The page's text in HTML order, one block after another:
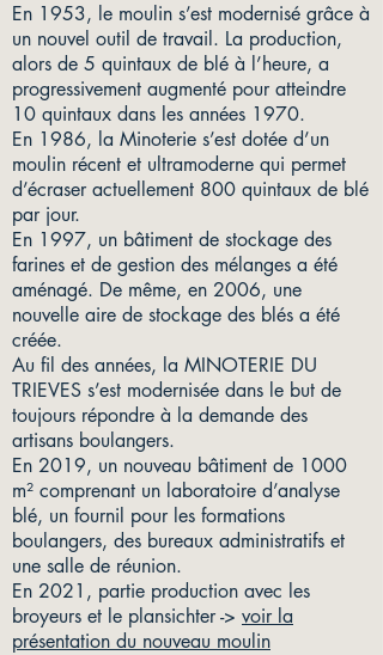
En 1953, le moulin s’est modernisé grâce à
un nouvel outil de travail. La production,
alors de 5 quintaux de blé à l’heure, a
progressivement augmenté pour atteindre
10 quintaux dans les années 1970.
En 1986, la Minoterie s’est dotée d’un
moulin récent et ultramoderne qui permet
d’écraser actuellement 800 quintaux de blé
par jour.
En 1997, un bâtiment de stockage des
farines et de gestion des mélanges a été
aménagé. De même, en 2006, une
nouvelle aire de stockage des blés a été
créée.
Au fil des années, la MINOTERIE DU
TRIEVES s’est modernisée dans le but de
toujours répondre à la demande des
artisans boulangers.
En 2019, un nouveau bâtiment de 1000
m² comprenant un laboratoire d’analyse
blé, un fournil pour les formations
boulangers, des bureaux administratifs et
une salle de réunion.
En 2021, partie production avec les
broyeurs et le plansichter -> voir la
présentation du nouveau moulin